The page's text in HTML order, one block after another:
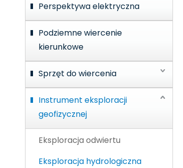
Perspektywa elektryczna
Podziemne wiercenie
kierunkowe
Sprzęt do wiercenia
Instrument eksploracji
geofizycznej
Eksploracja odwiertu
Eksploracja hydrologiczna